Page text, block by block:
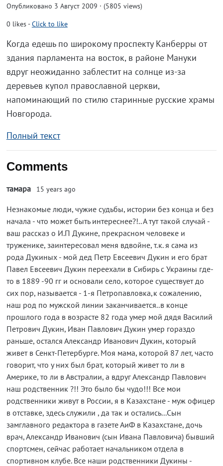
Опубликовано 3 Август 2009 · (5805 views)
0 likes-Click to like
Когда едешь по широкому проспекту Канберры от
здания парламента на восток, в районе Мануки
вдруг неожиданно заблестит на солнце из-за
деревьев купол православной церкви,
напоминающий по стилю старинные русские храмы
Новгорода.
Полный текст
Comments
тамара 15 years ago
Незнакомые люди, чужие судьбы, истории без конца и без
начала - что может быть интереснее?!.. А тут такой случай -
ваш рассказ о И.П Дукине, прекрасном человеке и
труженике, заинтересовал меня вдвойне, т.к. я сама из
рода Дукиных - мой дед Петр Евсеевич Дукин и его брат
Павел Евсеевич Дукин переехали в Сибирь с Украины где-
то в 1889 -90 гг и основали село, которое существует до
сих пор, называется - 1-я Петропавловка,к сожалению,
наш род по мужской линии заканчивается..в конце
прошлого года в возрасте 82 года умер мой дядя Василий
Петрович Дукин, Иван Павлович Дукин умер гораздо
раньше, остался Александр Иванович Дукин, который
живет в Сенкт-Петербурге. Моя мама, которой 87 лет, часто
говорит, что у них был брат, который живет то ли в
Америке, то ли в Австралии, а вдруг Александр Павлович
наш родственник ?!! Это было бы чудо!!! Все мои
родственники живут в России, я в Казахстане - муж офицер
в отставке, здесь служили , да так и остались...Сын
замглавного редактора в газете АиФ в Казахстане, дочь
врач, Александр Иванович (сын Ивана Павловича) бывший
спортсмен, сейчас работает начальником отдела в
спортивном клубе. Все наши родственники Дукины -